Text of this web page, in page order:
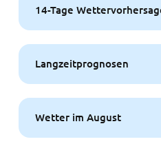
14-Tage
Langzeitprognosen
Wetter im August